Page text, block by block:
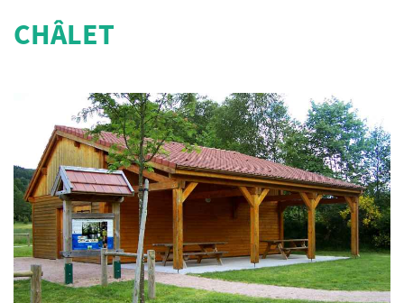
CHÂLET